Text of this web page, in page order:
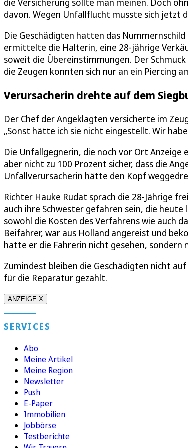
die Versicherung sollte man meinen. Doch
davon. Wegen Unfallflucht musste sich
Die Geschädigten hatten das
ermittelte die Halterin, eine 28-jährige
soweit die Übereinstimmungen. Der
die Zeugen konnten sich nur an ein Piercing
Verursacherin drehte auf dem
Der Chef der Angeklagten versicherte im
„Sonst hätte ich sie nicht eingestellt. Wir
Die Unfallgegnerin, die noch vor Ort
aber nicht zu 100 Prozent sicher, dass die
Unfallverursacherin hätte den Kopf
Richter Hauke Rudat sprach die 28-Jährige
auch ihre Schwester gefahren sein, die
sowohl die Kosten des Verfahrens wie auch
Beifahrer, war aus Holland angereist und
hatte er die Fahrerin nicht gesehen, sondern
Zumindest bleiben die Geschädigten nicht
für die Reparatur gezahlt.
ANZEIGE X
SERVICES
Abo
Meine Artikel
Meine Region
Newsletter
Push
E-Paper
Immobilien
Jobbörse
Testberichte